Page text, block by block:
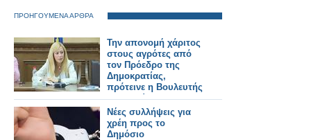
ΠΡΟΗΓΟΥΜΕΝΑ ΑΡΘΡΑ
Την απονομή χάριτος
στους αγρότες από
τον Πρόεδρο της
Δημοκρατίας,
πρότεινε η Βουλευτής
Ν. Σερρών
Φ.Αραμπατζή
Νέες συλλήψεις για
χρέη προς το
Δημόσιo